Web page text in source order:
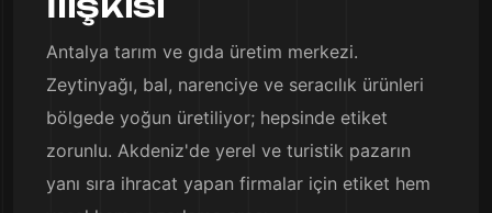
Antalya tarım ve gıda üretim merkezi.
Zeytinyağı, bal, narenciye ve seracılık ürünleri
bölgede yoğun üretiliyor; hepsinde etiket
zorunlu. Akdeniz'de yerel ve turistik pazarın
yanı sıra ihracat yapan firmalar için etiket hem